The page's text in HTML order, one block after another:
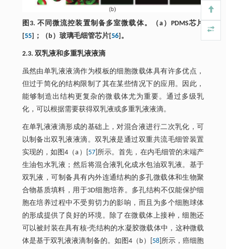
图3. 不同微流控装置制备多室微载体。（a）PDMS芯片
[55]；（b）玻璃毛细管芯片[56]。
2.3. 双乳液和多重乳液液滴
虽然由单乳液液滴作为模板的细胞微载体具有许多优点，
但过于简化的结构限制了其在某些情况下的应用。因此，
能够制造出结构更复杂的微载体尤为重要。通过多级乳
化，可以根据需要获得双乳液或多重乳液液滴。
在单乳液液滴形成的基础上，对混合液进行二次乳化，可
以制备出双乳液液滴。双乳液是通过双重共流毛细管装置
实现的，如图4（a）[ 57]所示。首先，在内毛细管的末端产
生油包水乳液；然后将混合液乳化成水包油双乳液。基于
双乳液，可制备具有内外连通结构的多孔微载体和生物聚
合物基质填料，用于3D细胞培养。多孔结构不仅能保护细
胞在培养过程中不受剪切力的影响，而且为多个细胞球体
的形成提供了良好的环境。除了在微载体上接种，细胞还
可以被封装在具有核-壳结构的水凝胶微载体中，这种微载
体是基于双乳液液滴制备的。如图4（b）[ 58]所示，癌细胞